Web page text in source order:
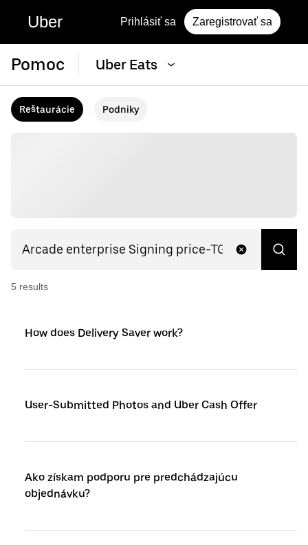
Uber Prihlásiť sa Zaregistrovať sa
Pomoc Uber Eats
Reštaurácie Podniky
5 results
How does Delivery Saver work?
User-Submitted Photos and Uber Cash Offer
Ako získam podporu pre predchádzajúcu
objednávku?